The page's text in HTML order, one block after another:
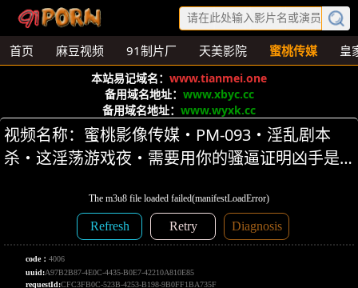
首页 麻豆视频 91制片厂 天美影院 蜜桃传媒 皇
本站易记域名： www.tianmei.one
备用域名地址： www.xbyc.cc
备用域名地址： www.wyxk.cc
视频名称：蜜桃影像传媒・PM-093・淫乱剧本
杀・这淫荡游戏夜・需要用你的骚逼证明凶手是